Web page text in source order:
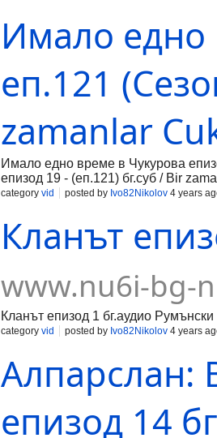
Имало едно
еп.121
zamanlar
Имало едно време в Чукурова
епизод 19 - (еп.121) бг.суб / Bir
category vid posted by Ivo82Nikolov 4 years
Кланът
www.nu6i-bg-
Кланът епизод 1 бг.аудио
category vid posted by Ivo82Nikolov 4 years
Алпарслан:
епизод 14